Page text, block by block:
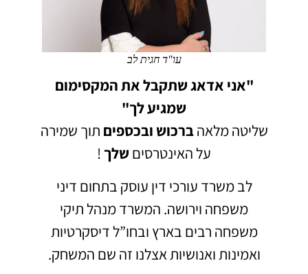
עו"ד חגית לב
"אני אדאג שתקבל את המקסימום
שמגיע לך"
שליטה מלאהברכוש ובכספים תוך שמירה
על האינטרסים שלך!
לב משרד עורכי דין עוסק בתחום דיני
משפחה וירושה. המשרד מנהל תיקי
משפחה רבים בארץ ובחו”ל דיסקרטיות
ואמינות ואנושיות אצלנו זה שם המשחק.